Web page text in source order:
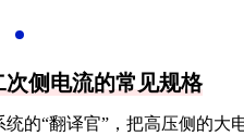
侧电流的常见规格
的“翻译官”，把高压侧的大